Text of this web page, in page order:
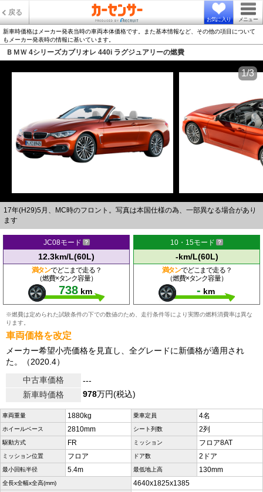
戻る
お気に入り メニュー
新車時価格はメーカー発表当時の車両本体価格です。また基本情報など、その他の項目について
もメーカー発表時の情報に基いています。
ＢＭＷ 4シリーズカブリオレ 440i ラグジュアリーの燃費
17年(H29)5月、MC時のフロント。写真は本国仕様の為、一部異なる場合があり
ます
1/3
JC08モード
12.3km/L(60L)
満タンでどこまで走る？
（燃費×タンク容量）
738 km
10・15モード
-km/L(60L)
満タンでどこまで走る？
（燃費×タンク容量）
- km
※燃費は定められた試験条件の下での数値のため、走行条件等により実際の燃料消費率は異な
ります。
車両価格を改定
メーカー希望小売価格を見直し、全グレードに新価格が適用され
た。（2020.4）
中古車価格
---
新車時価格
978万円(税込)
車両重量 1880kg 乗車定員 4名
ホイールベース 2810mm シート列数 2列
駆動方式 FR ミッション フロア8AT
ミッション位置 フロア ドア数 2ドア
最小回転半径 5.4m 最低地上高 130mm
全長x全幅x全高(mm) 4640x1825x1385